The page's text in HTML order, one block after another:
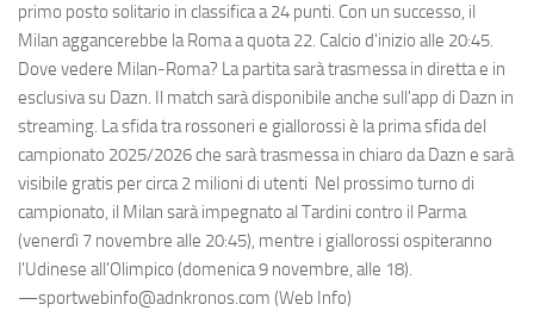
primo posto solitario in classifica a 24 punti. Con un successo, il
Milan aggancerebbe la Roma a quota 22. Calcio d'inizio alle 20:45.
Dove vedere Milan-Roma? La partita sarà trasmessa in diretta e in
esclusiva su Dazn. Il match sarà disponibile anche sull'app di Dazn in
streaming. La sfida tra rossoneri e giallorossi è la prima sfida del
campionato 2025/2026 che sarà trasmessa in chiaro da Dazn e sarà
visibile gratis per circa 2 milioni di utenti Nel prossimo turno di
campionato, il Milan sarà impegnato al Tardini contro il Parma
(venerdì 7 novembre alle 20:45), mentre i giallorossi ospiteranno
l'Udinese all'Olimpico (domenica 9 novembre, alle 18).
—sportwebinfo@adnkronos.com (Web Info)